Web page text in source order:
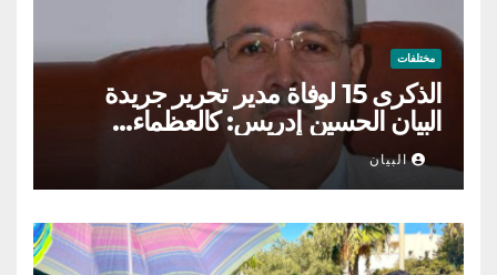
مختلفات
الذكرى 15 لوفاة مدير تحرير جريدة
البيان الحسين إدريس: كالعظماء…
عاش شامخا ورحل واقفا
البيان